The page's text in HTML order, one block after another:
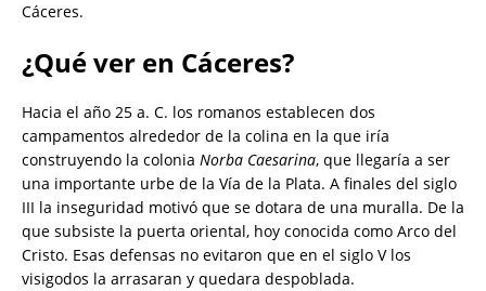
Cáceres.
¿Qué ver en Cáceres?
Hacia el año 25 a. C. los romanos establecen dos
campamentos alrededor de la colina en la que iría
construyendo la colonia Norba Caesarina, que llegaría a ser
una importante urbe de la Vía de la Plata. A finales del siglo
III la inseguridad motivó que se dotara de una muralla. De la
que subsiste la puerta oriental, hoy conocida como Arco del
Cristo. Esas defensas no evitaron que en el siglo V los
visigodos la arrasaran y quedara despoblada.